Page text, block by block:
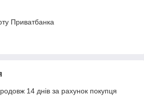
Приватбанка
14 днів за рахунок покупця